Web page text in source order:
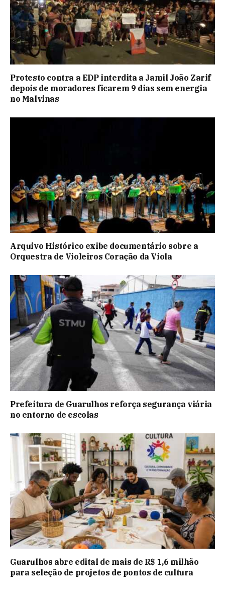
Protesto contra a EDP interdita a Jamil João Zarif
depois de moradores ficarem 9 dias sem energia
no Malvinas
Arquivo Histórico exibe documentário sobre a
Orquestra de Violeiros Coração da Viola
Prefeitura de Guarulhos reforça segurança viária
no entorno de escolas
Guarulhos abre edital de mais de R$ 1,6 milhão
para seleção de projetos de pontos de cultura